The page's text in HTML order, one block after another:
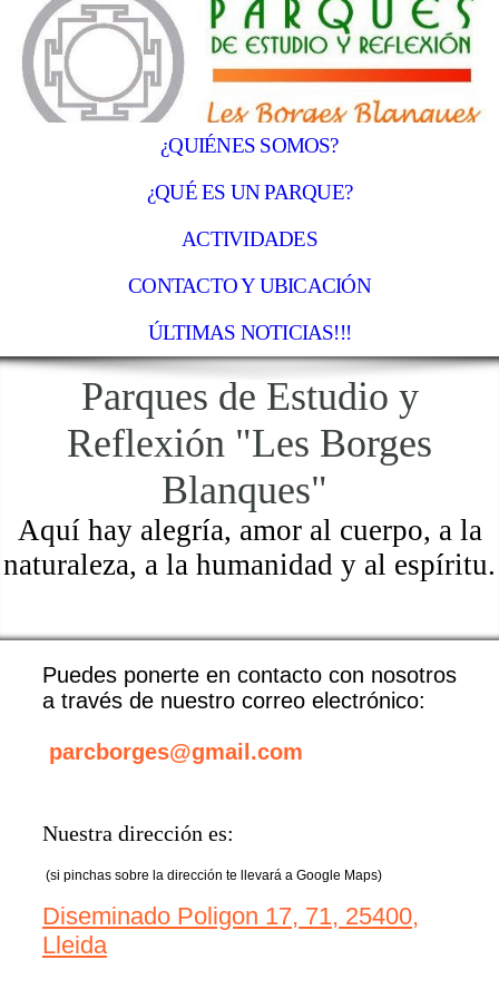
¿QUIÉNES SOMOS?
¿QUÉ ES UN PARQUE?
ACTIVIDADES
CONTACTO Y UBICACIÓN
ÚLTIMAS NOTICIAS!!!
Parques de Estudio y
Reflexión "Les Borges
Blanques"
Aquí hay alegría, amor al cuerpo, a la
naturaleza, a la humanidad y al espíritu.
Puedes ponerte en contacto con nosotros
a través de nuestro correo electrónico:
parcborges@gmail.com
Nuestra dirección es:
(si pinchas sobre la dirección te llevará a Google Maps)
Diseminado Poligon 17, 71, 25400,
Lleida